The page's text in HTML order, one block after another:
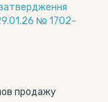
29.01.26 № 1702-
продажу